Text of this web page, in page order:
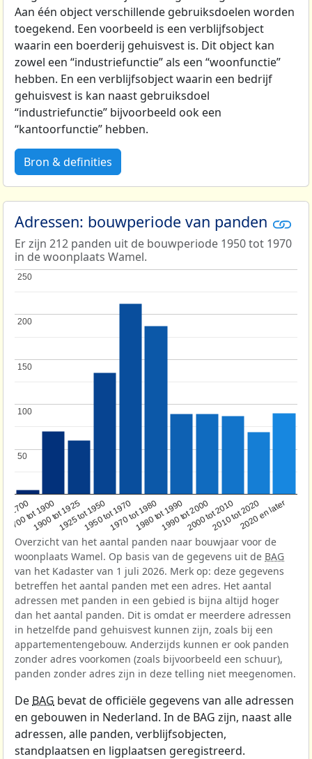
Aan één object verschillende gebruiksdoelen worden
toegekend. Een voorbeeld is een verblijfsobject
waarin een boerderij gehuisvest is. Dit object kan
zowel een “industriefunctie” als een “woonfunctie”
hebben. En een verblijfsobject waarin een bedrijf
gehuisvest is kan naast gebruiksdoel
“industriefunctie” bijvoorbeeld ook een
“kantoorfunctie” hebben.
Bron & definities
Adressen: bouwperiode van panden
Er zijn 212 panden uit de bouwperiode 1950 tot 1970
in de woonplaats Wamel.
1700
1700 tot 1900
1900 tot 19251925 tot 19501950 tot 19701970 tot 19801980 tot 19901990 tot 20002000 tot 20102010 tot 20202020 en later
50
50
100
100
150
150
200
200
250
250
Overzicht van het aantal panden naar bouwjaar voor de
woonplaats Wamel. Op basis van de gegevens uit de BAG
van het Kadaster van 1 juli 2026. Merk op: deze gegevens
betreffen het aantal panden met een adres. Het aantal
adressen met panden in een gebied is bijna altijd hoger
dan het aantal panden. Dit is omdat er meerdere adressen
in hetzelfde pand gehuisvest kunnen zijn, zoals bij een
appartementengebouw. Anderzijds kunnen er ook panden
zonder adres voorkomen (zoals bijvoorbeeld een schuur),
panden zonder adres zijn in deze telling niet meegenomen.
De BAG bevat de officiële gegevens van alle adressen
en gebouwen in Nederland. In de BAG zijn, naast alle
adressen, alle panden, verblijfsobjecten,
standplaatsen en ligplaatsen geregistreerd.